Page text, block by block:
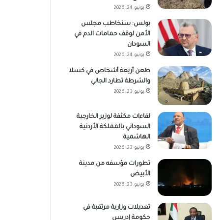
يونيو 24, 2026
بولس: سنخاطب مجلس
الأمن لوقف حمامات الدم في
السودان
يونيو 24, 2026
طعن أربعة أشخاص في كسلا
والشرطة تطارد الجاني
يونيو 23, 2026
لقاءات مكثفة لوزير الخارجية
السوداني بالمملكة الأردنية
الهاشمية
يونيو 23, 2026
تطورات مؤسفه من مدينة
الأبيض
يونيو 23, 2026
تعديلات وزارية مرتقبة في
حكومة إدريس